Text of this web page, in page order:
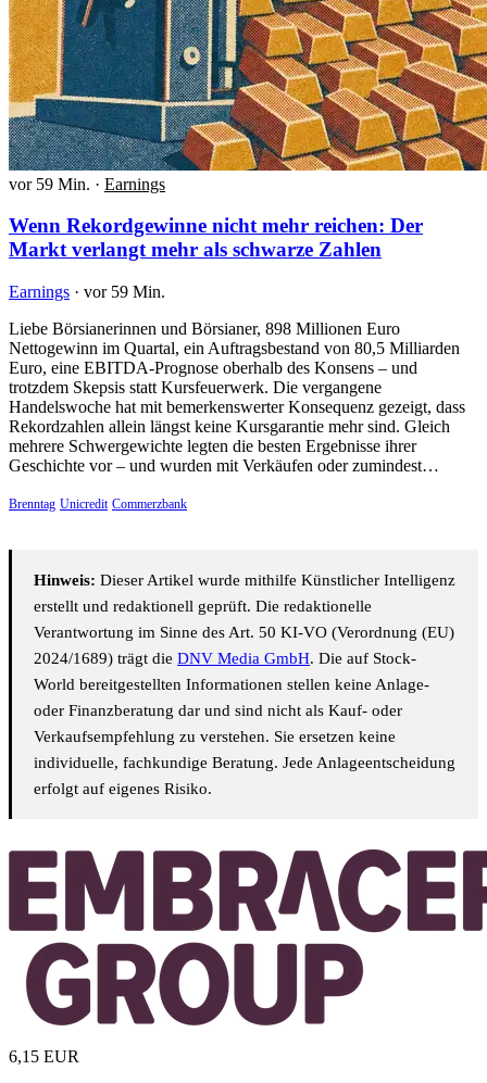
vor 59 Min. · Earnings
Wenn Rekordgewinne nicht mehr reichen: Der
Markt verlangt mehr als schwarze Zahlen
Earnings · vor 59 Min.
Liebe Börsianerinnen und Börsianer, 898 Millionen Euro
Nettogewinn im Quartal, ein Auftragsbestand von 80,5 Milliarden
Euro, eine EBITDA-Prognose oberhalb des Konsens – und
trotzdem Skepsis statt Kursfeuerwerk. Die vergangene
Handelswoche hat mit bemerkenswerter Konsequenz gezeigt, dass
Rekordzahlen allein längst keine Kursgarantie mehr sind. Gleich
mehrere Schwergewichte legten die besten Ergebnisse ihrer
Geschichte vor – und wurden mit Verkäufen oder zumindest…
Brenntag Unicredit Commerzbank
Hinweis: Dieser Artikel wurde mithilfe Künstlicher Intelligenz
erstellt und redaktionell geprüft. Die redaktionelle
Verantwortung im Sinne des Art. 50 KI-VO (Verordnung (EU)
2024/1689) trägt die DNV Media GmbH. Die auf Stock-
World bereitgestellten Informationen stellen keine Anlage-
oder Finanzberatung dar und sind nicht als Kauf- oder
Verkaufsempfehlung zu verstehen. Sie ersetzen keine
individuelle, fachkundige Beratung. Jede Anlageentscheidung
erfolgt auf eigenes Risiko.
6,15 EUR